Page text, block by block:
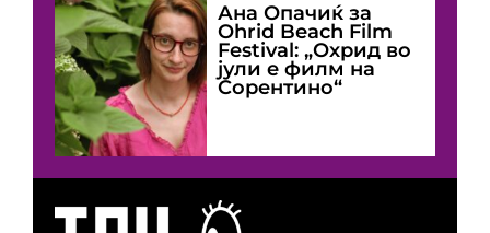
Ана Опачиќ за
Оhrid Beach Film
Festival: „Охрид во
јули е филм на
Сорентино“